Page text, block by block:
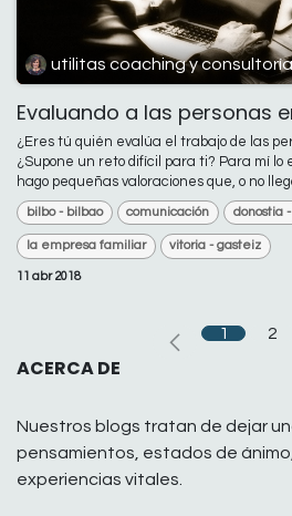
utilitas coaching y consultoría
Evaluando a las personas
¿Eres tú quién evalúa el trabajo de las
¿Supone un reto difícil para ti? Para mí lo
hago pequeñas valoraciones que, o no
bilbo - bilbao comunicación donostia
la empresa familiar vitoria - gasteiz
11 abr 2018
1 2
ACERCA DE
Nuestros blogs tratan de dejar
pensamientos, estados de
experiencias vitales.